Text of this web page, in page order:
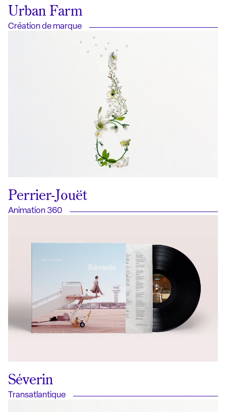
Urban Farm
Création de marque
Perrier-Jouët
Animation 360
Séverin
Transatlantique